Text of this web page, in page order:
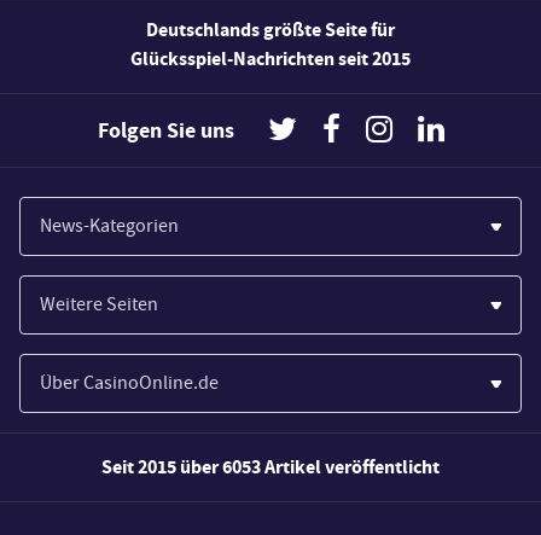
Deutschlands größte Seite für
Glücksspiel-Nachrichten seit 2015
Folgen Sie uns
News-Kategorien
Casinos
Wirtschaft
Spiele
Weitere Seiten
Paypal Casinos
Novoline Casinos
Merkur Casinos
Über CasinoOnline.de
Seit 2015 über 6053 Artikel veröffentlicht